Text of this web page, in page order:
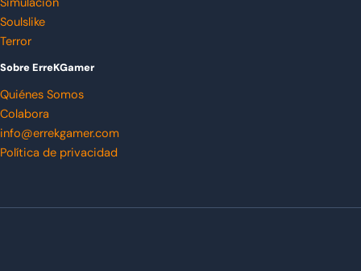
Soulslike
Terror
Sobre ErreKGamer
Quiénes Somos
Colabora
info@errekgamer.com
Política de privacidad